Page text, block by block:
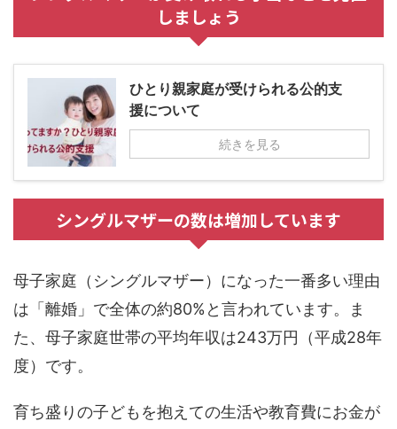
しましょう
ひとり親家庭が受けられる公的支
援について
続きを見る
シングルマザーの数は増加しています
母子家庭（シングルマザー）になった一番多い理由
は「離婚」で全体の約80%と言われています。ま
た、母子家庭世帯の平均年収は243万円（平成28年
度）です。
育ち盛りの子どもを抱えての生活や教育費にお金が